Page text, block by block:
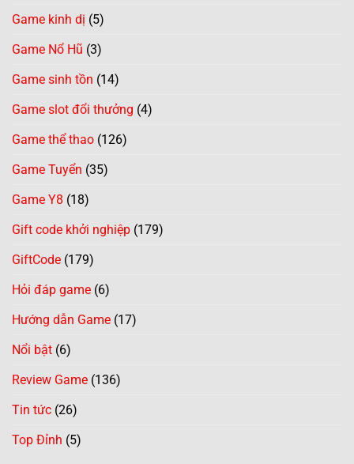
Game kinh dị (5)
Game Nổ Hũ (3)
Game sinh tồn (14)
Game slot đổi thưởng (4)
Game thể thao (126)
Game Tuyển (35)
Game Y8 (18)
Gift code khởi nghiệp (179)
GiftCode (179)
Hỏi đáp game (6)
Hướng dẫn Game (17)
Nổi bật (6)
Review Game (136)
Tin tức (26)
Top Đỉnh (5)